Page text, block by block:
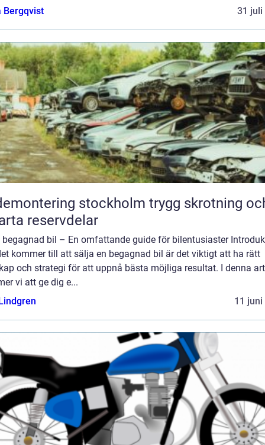
Bergqvist
31 juli
stockholm trygg skrotning och
reservdelar
begagnad bil – En omfattande guide för bilentusiaster
kommer till att sälja en begagnad bil är det viktigt att ha rätt
och strategi för att uppnå bästa möjliga resultat. I denna
vi att ge dig e...
11 juni